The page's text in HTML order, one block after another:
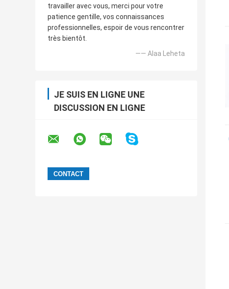
travailler avec vous, merci pour votre
patience gentille, vos connaissances
professionnelles, espoir de vous rencontrer
très bientôt.
—— Alaa Leheta
JE SUIS EN LIGNE UNE
DISCUSSION EN LIGNE